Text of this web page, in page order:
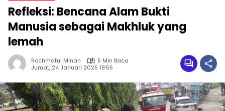
Refleksi: Bencana Alam Bukti
Manusia sebagai Makhluk yang
lemah
Rochmatul Minan
5 Min Baca
Jumat, 24 Januari 2025 19:55